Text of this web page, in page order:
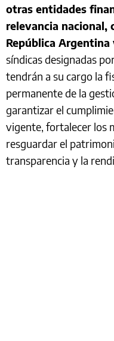
otras entidades
relevancia nacional,
República Argentina
síndicas designadas
tendrán a su cargo la
permanente de la
garantizar el
vigente, fortalecer los
resguardar el
transparencia y la